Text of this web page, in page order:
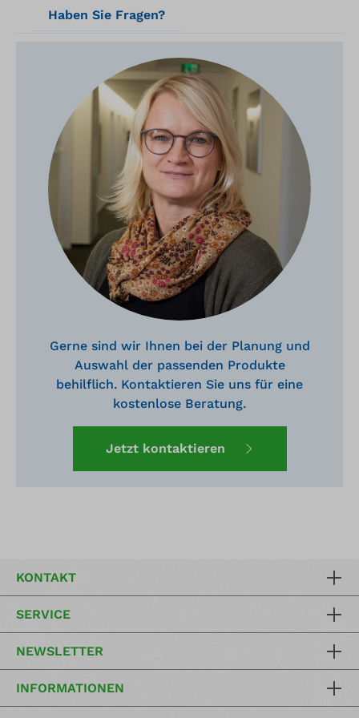
Haben Sie Fragen?
Gerne sind wir Ihnen bei der Planung und
Auswahl der passenden Produkte
behilflich. Kontaktieren Sie uns für eine
kostenlose Beratung.
Jetzt kontaktieren
KONTAKT
SERVICE
NEWSLETTER
INFORMATIONEN